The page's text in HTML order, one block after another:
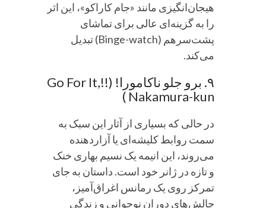
هیجان‌انگیزی مانند «جام کاراکو»، این اثر
را به گزینه‌ای عالی برای تماشای
پشت‌سر‌هم (Binge-watch) تبدیل
می‌کند.
۹. برو جلو ناکامورا! (!!Go For It,
Nakamura-kun )
در حالی که بسیاری از آثار این سبک به
سمت روابط کلیشه‌ای یا آزاردهنده
می‌روند، این انیمه یک نسیم بهاری خنک
و تازه در ژانر خود است. داستان به جای
تمرکز روی یک رمانس اغراق‌آمیز،
چالش‌های دوران نوجوانی و زندگی